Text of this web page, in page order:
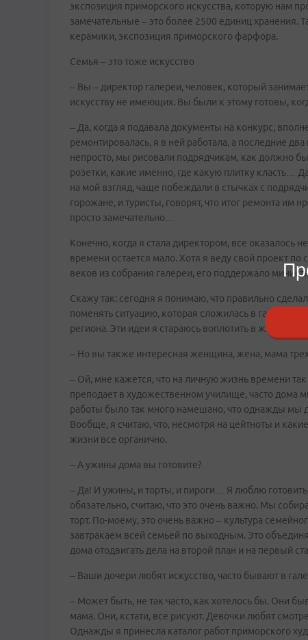
экспозиция приморского искусства, которую нам
замечательные – это более 2500 единиц хранения.
керамики, экспозиция приморского фарфора.
Семья – это тоже искусство
– Вы – директор галереи, человек, который
искусству не имеющих. Вы были к этому готовы,
– Да, когда я подавала документы на конкурс,
ремонтировалась, я в ней работала, а последние
непросто, мы рисовали подрядчикам, как должно
розетки, какие именно, где какую плитку класть…
на мой взгляд, чаще побеждали в стычках с
горожане, и туристы, говорят, что итог ремонта им
просто замечательно…
Конечно, когда я стала директором, все оказалось
времени остается мало. Хотя я веду свой проект по
веков из собрания галереи, его поддержало
Скажу так: сегодня я понимаю, что правильно
поменять ситуацию, которая сложилась в галерее,
региона. Эти идеи я стараюсь воплотить в жизнь,
– Но вы также интересная женщина, жена, мама
– Ой, мне кажется, что на личную жизнь времени
преподает в художественном училище, часто дома
работы было так много намешано, что однажды мы
Вообще, я считаю, что, несмотря на цейтноты и
жизни все органично.
– А ужины дома вы готовите?
– Да! И ужины, и торты, и пироги… Я люблю
обязательно, считаю, что это очень важно. Мы
торт. По-моему, это очень важно – культура
завтракаем всей семьей по выходным. Это
дома отодвигать дела на второй план и на первый
– Ваши дочери любят искусство, часто бывают в
– Может быть, не так часто, как хотелось бы. Они
мама. Они, кстати, все рисуют. Девочки любят
Однажды я принесла каталог работ приморского